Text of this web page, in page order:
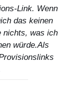
Link. Wenn
das keinen
nichts, was ich
würde.Als